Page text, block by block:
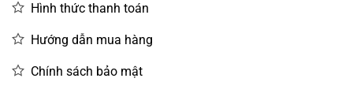
Hình thức thanh toán
Hướng dẫn mua hàng
Chính sách bảo mật